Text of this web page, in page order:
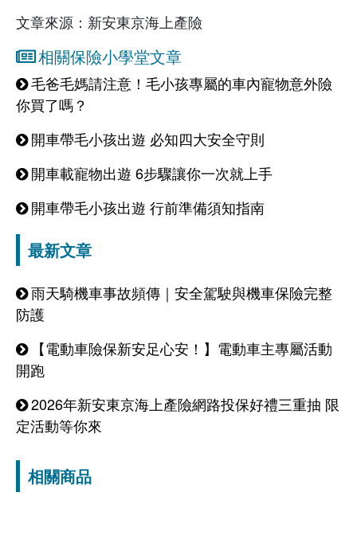
文章來源：新安東京海上產險
相關保險小學堂文章
毛爸毛媽請注意！毛小孩專屬的車內寵物意外險
你買了嗎？
開車帶毛小孩出遊 必知四大安全守則
開車載寵物出遊 6步驟讓你一次就上手
開車帶毛小孩出遊 行前準備須知指南
最新文章
雨天騎機車事故頻傳｜安全駕駛與機車保險完整
防護
【電動車險保新安足心安！】電動車主專屬活動
開跑
2026年新安東京海上產險網路投保好禮三重抽 限
定活動等你來
相關商品